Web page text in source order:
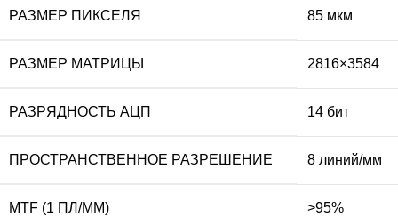
РАЗМЕР ПИКСЕЛЯ 85 мкм
РАЗМЕР МАТРИЦЫ 2816×3584
РАЗРЯДНОСТЬ АЦП 14 бит
ПРОСТРАНСТВЕННОЕ РАЗРЕШЕНИЕ 8 линий/мм
MTF (1 ПЛ/ММ) >95%